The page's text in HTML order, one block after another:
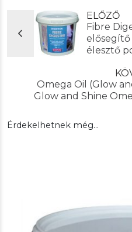
ELŐZŐ
Fibre
elősegítő
élesztő
Omega Oil (Glow
Glow and Shine
Érdekelhetnek még…